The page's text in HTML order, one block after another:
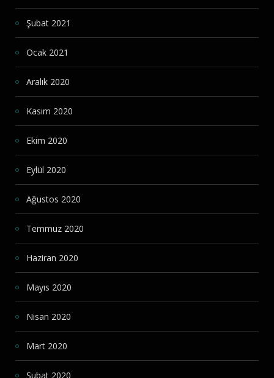
Şubat 2021
Ocak 2021
Aralık 2020
Kasım 2020
Ekim 2020
Eylül 2020
Ağustos 2020
Temmuz 2020
Haziran 2020
Mayıs 2020
Nisan 2020
Mart 2020
Şubat 2020